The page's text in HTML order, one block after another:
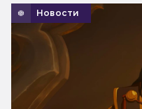
Новости